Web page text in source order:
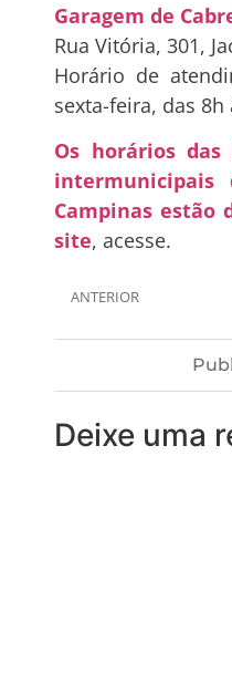
Garagem de
Rua Vitória, 301,
Horário de
sexta-feira, das 8h
Os horários
intermunicipais
Campinas estão
site, acesse.
ANTERIOR
Deixe uma